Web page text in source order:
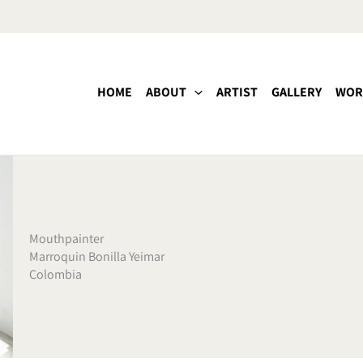
HOME ABOUT ARTIST GALLERY
Mouthpainter
Marroquin Bonilla Yeimar
Colombia